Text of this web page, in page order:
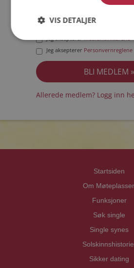
Jeg akseptererMedlemsvilkårene
Jeg aksepterer Personvernreglene
Allerede medlem? Logg inn
Startsiden
Om
Funksjoner
Søk single
Single synes
Sikker dating
VIS DETALJER